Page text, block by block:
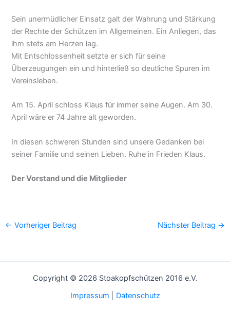
Sein unermüdlicher Einsatz galt der Wahrung und Stärkung
der Rechte der Schützen im Allgemeinen. Ein Anliegen, das
ihm stets am Herzen lag.
Mit Entschlossenheit setzte er sich für seine
Überzeugungen ein und hinterließ so deutliche Spuren im
Vereinsleben.
Am 15. April schloss Klaus für immer seine Augen. Am 30.
April wäre er 74 Jahre alt geworden.
In diesen schweren Stunden sind unsere Gedanken bei
seiner Familie und seinen Lieben. Ruhe in Frieden Klaus.
Der Vorstand und die Mitglieder
← Vorheriger Beitrag Nächster Beitrag →
Copyright © 2026 Stoakopfschützen 2016 e.V.
Impressum
Datenschutz